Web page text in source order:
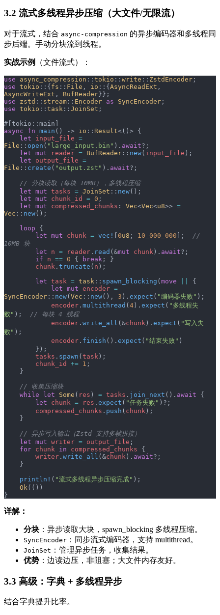
3.2 流式多线程异步压缩（大文件/无限流）
对于流式，结合 async-compression 的异步编码器和多线程同
步后端。手动分块流到线程。
实战示例 （文件流式）：
use async_compression :: tokio :: write :: ZstdEncoder ;
use tokio ::{ fs :: File , io ::{ AsyncReadExt
AsyncWriteExt , BufReader }};
use zstd :: stream :: Encoder as SyncEncoder ;
use tokio :: task :: JoinSet ;
#[tokio::main]
async fn main () -> io :: Result<()> {
    let
input_file =
File :: open ( "large_input.bin" ). await?;
    let
mut reader = BufReader :: new( input_file );
    let
output_file =
File :: create ( "output.zst" ). await?;
    // 分块读取（每块 10MB），多线程压缩
    let
mut tasks = JoinSet :: new();
    let
mut chunk_id = 0 ;
    let
mut compressed_chunks : Vec<Vec<u8>> =
Vec :: new();
    loop
{
        let
mut chunk = vec! 0u8 ; 10_000_000 ]; //
10MB 块
        let
n = reader . read (&mut chunk ). await?;
        if
n == 0 { break ; }
        chunk
. truncate ( n );
        let
task = task :: spawn_blocking ( move
{
            let
mut encoder =
SyncEncoder :: new( Vec :: new(), 3 ). expect ( "编码器失败" );
            encoder
. multithread ( 4 ). expect ( "多线程失
败" ); // 每块 4 线程
            encoder
. write_all (&chunk ). expect ( "写入失
败" );
            encoder
. finish (). expect ( "结束失败" )
        });
        tasks
. spawn ( task );
        chunk_id
+= 1 ;
    }
    // 收集压缩块
    while
let Some ( res ) = tasks . join_next (). await {
        let
chunk = res . expect ( "任务失败" )?;
        compressed_chunks
. push ( chunk );
    }
    // 异步写入输出（Zstd 支持多帧拼接）
    let
mut writer = output_file ;
    for
chunk in compressed_chunks {
        writer
. write_all (&chunk ). await?;
    }
    println!
( "流式多线程异步压缩完成" );
    Ok
(())
}
详解：
分块 ：异步读取大块，spawn_blocking 多线程压缩。
SyncEncoder ：同步流式编码器，支持 multithread。
JoinSet ：管理异步任务，收集结果。
优势 ：边读边压，非阻塞；大文件内存友好。
3.3 高级：字典 + 多线程异步
结合字典提升比率。